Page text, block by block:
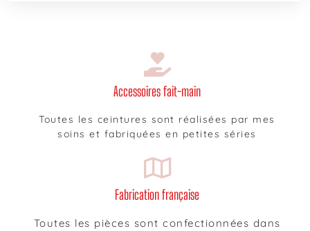
Accessoires fait-main
Toutes les ceintures sont réalisées par mes
soins et fabriquées en petites séries
Fabrication française
Toutes les pièces sont confectionnées dans